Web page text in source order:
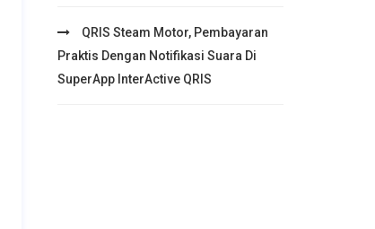
QRIS Steam Motor, Pembayaran
Praktis Dengan Notifikasi Suara Di
SuperApp InterActive QRIS